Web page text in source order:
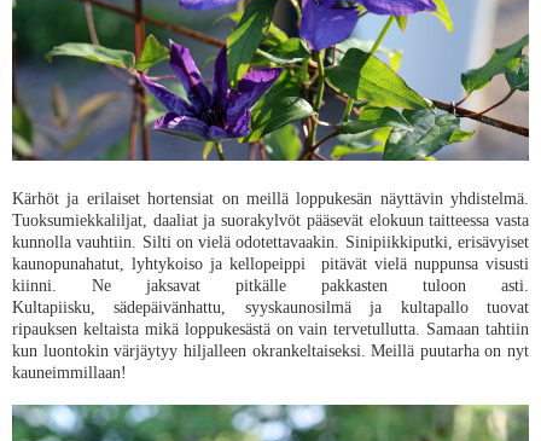
Kärhöt ja erilaiset hortensiat on meillä loppukesän näyttävin yhdistelmä.
Tuoksumiekkaliljat, daaliat ja suorakylvöt pääsevät elokuun taitteessa vasta
kunnolla vauhtiin. Silti on vielä odotettavaakin. Sinipiikkiputki, erisävyiset
kaunopunahatut, lyhtykoiso ja kellopeippi pitävät vielä nuppunsa visusti
kiinni. Ne jaksavat pitkälle pakkasten tuloon asti.
Kultapiisku, sädepäivänhattu, syyskaunosilmä ja kultapallo tuovat
ripauksen keltaista mikä loppukesästä on vain tervetullutta. Samaan tahtiin
kun luontokin värjäytyy hiljalleen okrankeltaiseksi. Meillä puutarha on nyt
kauneimmillaan!